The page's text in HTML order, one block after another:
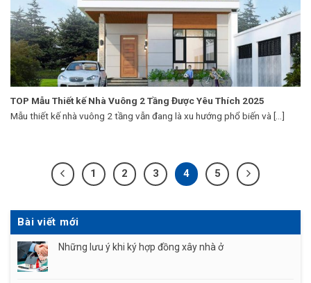
TOP Mẫu Thiết kế Nhà Vuông 2 Tầng Được Yêu Thích 2025
Mẫu thiết kế nhà vuông 2 tầng vẫn đang là xu hướng phổ biến và [...]
1 2 3 4 5
Bài viết mới
Những lưu ý khi ký hợp đồng xây nhà ở